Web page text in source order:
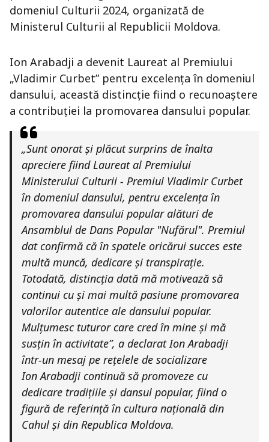
domeniul Culturii 2024, organizată de
Ministerul Culturii al Republicii Moldova.
Ion Arabadji a devenit Laureat al Premiului
„Vladimir Curbet” pentru excelența în domeniul
dansului, această distincție fiind o recunoaștere
a contribuției la promovarea dansului popular.
„Sunt onorat și plăcut surprins de înalta
apreciere fiind Laureat al Premiului
Ministerului Culturii - Premiul Vladimir Curbet
în domeniul dansului, pentru excelența în
promovarea dansului popular alături de
Ansamblul de Dans Popular "Nufărul". Premiul
dat confirmă că în spatele oricărui succes este
multă muncă, dedicare și transpirație.
Totodată, distincția dată mă motivează să
continui cu și mai multă pasiune promovarea
valorilor autentice ale dansului popular.
Mulțumesc tuturor care cred în mine și mă
susțin în activitate”, a declarat Ion Arabadji
într-un mesaj pe rețelele de socializare
Ion Arabadji continuă să promoveze cu
dedicare tradițiile și dansul popular, fiind o
figură de referință în cultura națională din
Cahul și din Republica Moldova.